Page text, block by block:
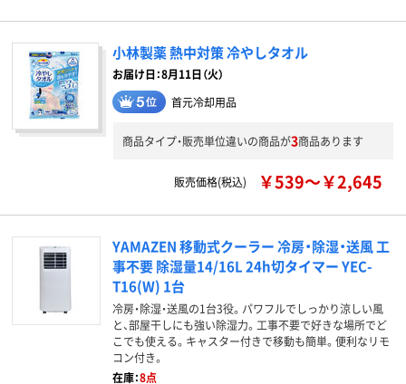
小林製薬 熱中対策 冷やしタオル
お届け日：8月11日（火）
首元冷却用品
商品タイプ・販売単位違いの商品が3商品あります
販売価格(税込) ￥539～￥2,645
YAMAZEN 移動式クーラー 冷房・除湿・送風 工
事不要 除湿量14/16L 24h切タイマー YEC-
T16(W) 1台
冷房・除湿・送風の1台3役。パワフルでしっかり涼しい風
と、部屋干しにも強い除湿力。工事不要で好きな場所でど
こでも使える。キャスター付きで移動も簡単。便利なリモ
コン付き。
在庫：8点